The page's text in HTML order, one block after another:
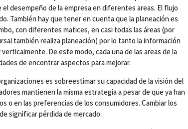
desempeño de la empresa en diferentes areas. El flujo
También hay que tener en cuenta que la planeación es
con diferentes matices, en casi todas las áreas (por
también realiza planeación) por lo tanto la información
De este modo, cada una de las areas de la
de encontrar aspectos para mejorar.
es sobreestimar su capacidad de la visión del
mantienen la misma estrategia a pesar de que ya han
o en las preferencias de los consumidores. Cambiar los
significar pérdida de mercado.